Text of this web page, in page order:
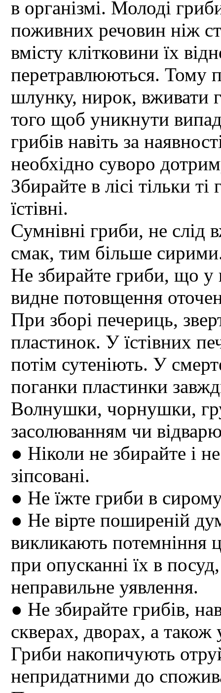
в організмі. Молоді
поживних речовин ніж
вмісту клітковини їх
перетравлюються. Тому
шлунку, нирок, вживати
того щоб уникнути
грибів навіть за
необхідно суворо
Збирайте в лісі тільки
їстівні.
Сумнівні гриби, не слід
смак, тим більше
Не збирайте гриби, що у
видне потовщення
При зборі печериць,
пластинок. У їстівних
потім сутеніють. У
поганки пластинки
Волнушки, чорнушки,
засолюванням чи
● Ніколи не збирайте і
зіпсовані.
● Не їжте гриби в
● Не вірте поширеній
викликають потемніння
при опусканні їх в
неправильне уявлення.
● Не збирайте грибів,
скверах, дворах, а також
Гриби накопичують
непридатними до